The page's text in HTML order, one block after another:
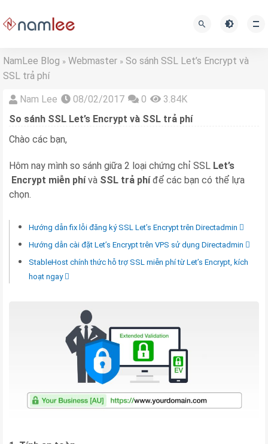
NamLee Blog » Webmaster » So sánh SSL Let’s Encrypt và
SSL trả phí
Nam Lee 08/02/2017 0
3.84K
So sánh SSL Let’s Encrypt và SSL trả phí
Chào các bạn,
Hôm nay mình so sánh giữa 2 loại chứng chỉ SSL Let’s
Encrypt miễn phívà SSL trả phíđể các bạn có thể lựa
chọn.
Hướng dẫn fix lỗi đăng ký SSL Let’s Encrypt trên Directadmin
Hướng dẫn cài đặt Let’s Encrypt trên VPS sử dụng Directadmin
StableHost chính thức hỗ trợ SSL miễn phí từ Let’s Encrypt, kích
hoạt ngay